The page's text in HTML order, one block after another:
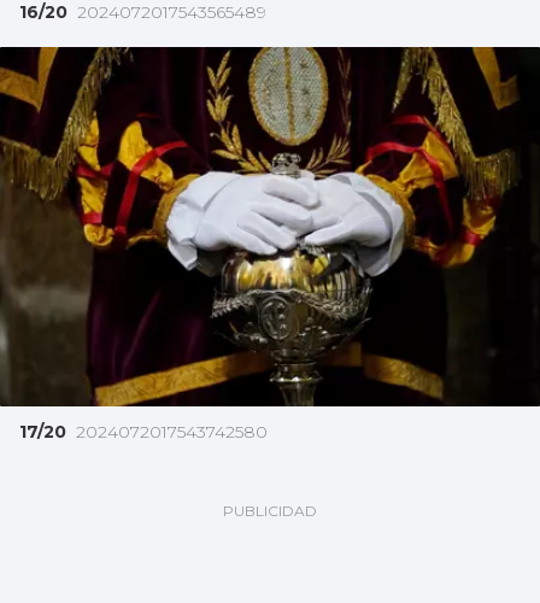
16/20 2024072017543565489
17/20 2024072017543742580